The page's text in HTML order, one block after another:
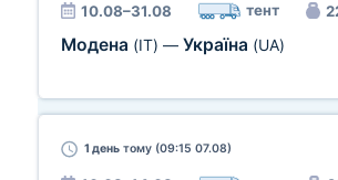
10.08–31.08 тент
Модена (IT) — Україна (UA)
1 день тому (09:15 07.08)